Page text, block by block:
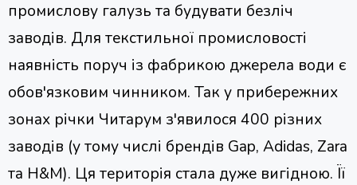
промислову галузь та будувати безліч
заводів. Для текстильної промисловості
наявність поруч із фабрикою джерела води є
обов'язковим чинником. Так у прибережних
зонах річки Читарум з'явилося 400 різних
заводів (у тому числі брендів Gap, Adidas, Zara
та H&M). Ця територія стала дуже вигідною. Її